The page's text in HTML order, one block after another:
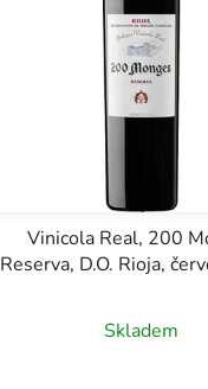
Vinicola Real, 200
Reserva, D.O. Rioja,
Skladem